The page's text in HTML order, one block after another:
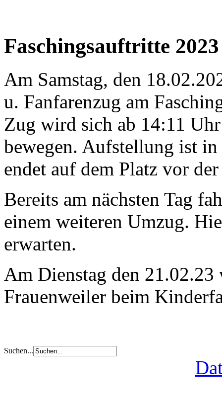
Faschingsauftritte 2023
Am Samstag, den
u. Fanfarenzug am
Zug wird sich ab 14:11
bewegen. Aufstellung ist
endet auf dem Platz vor
Bereits am nächsten Tag
einem weiteren Umzug.
erwarten.
Am Dienstag den
Frauenweiler beim
Suchen...